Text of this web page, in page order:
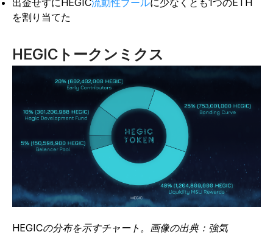
を割り当てた
HEGICトークンミクス
HEGICの分布を示すチャート。画像の出典：強気